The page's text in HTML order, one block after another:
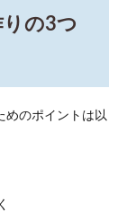
の3つ
めのポイントは以